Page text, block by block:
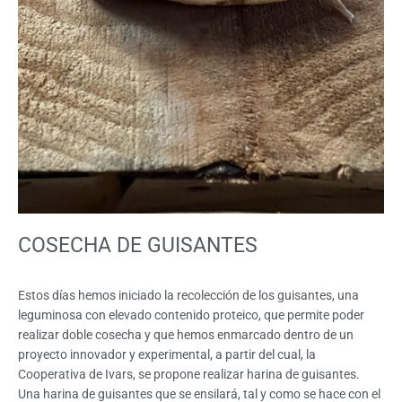
COSECHA DE GUISANTES
Estos días hemos iniciado la recolección de los guisantes, una
leguminosa con elevado contenido proteico, que permite poder
realizar doble cosecha y que hemos enmarcado dentro de un
proyecto innovador y experimental, a partir del cual, la
Cooperativa de Ivars, se propone realizar harina de guisantes.
Una harina de guisantes que se ensilará, tal y como se hace con el